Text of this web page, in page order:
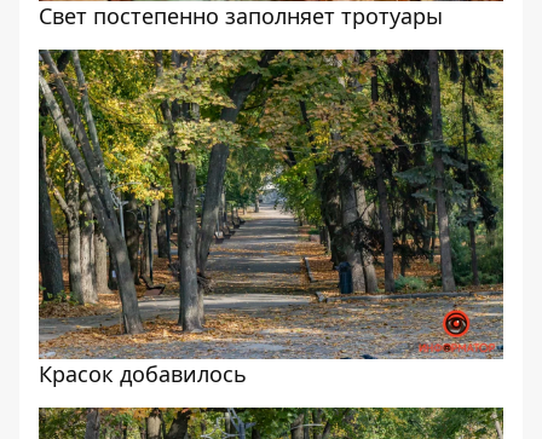
Свет постепенно заполняет тротуары
Красок добавилось